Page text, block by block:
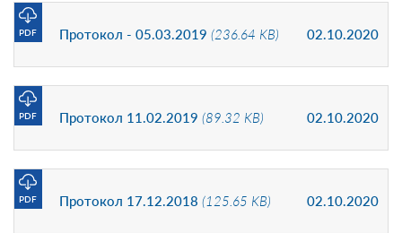
Протокол - 05.03.2019 (236.64 KB) 02.10.2020
PDF
Протокол 11.02.2019 (89.32 KB) 02.10.2020
PDF
Протокол 17.12.2018 (125.65 KB) 02.10.2020
PDF